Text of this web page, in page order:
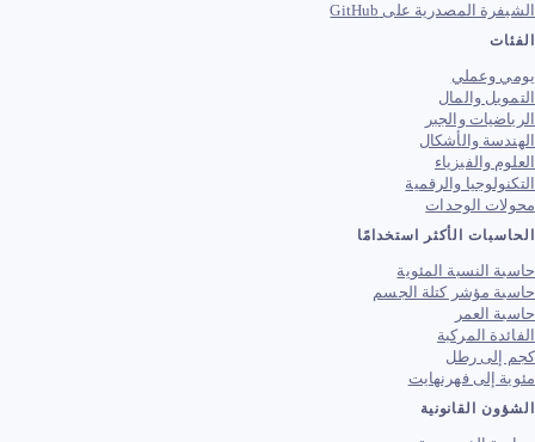
الشيفرة المصدرية على GitHub
الفئات
يومي وعملي
التمويل والمال
الرياضيات والجبر
الهندسة والأشكال
العلوم والفيزياء
التكنولوجيا والرقمية
محولات الوحدات
الحاسبات الأكثر استخدامًا
حاسبة النسبة المئوية
حاسبة مؤشر كتلة الجسم
حاسبة العمر
الفائدة المركبة
كجم إلى رطل
مئوية إلى فهرنهايت
الشؤون القانونية